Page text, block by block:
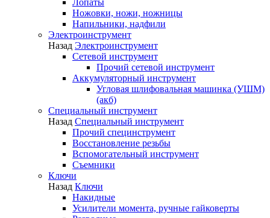
Ножовки, ножи, ножницы
Напильники, надфили
Электроинструмент
Назад Электроинструмент
Сетевой инструмент
Прочий сетевой инструмент
Аккумуляторный инструмент
Угловая шлифовальная машинка (УШМ)
(акб)
Специальный инструмент
Назад Специальный инструмент
Прочий специнструмент
Восстановление резьбы
Вспомогательный инструмент
Съемники
Ключи
Назад Ключи
Накидные
Усилители момента, ручные гайковерты